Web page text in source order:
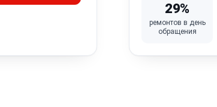
29%
ремонтов в день
обращения